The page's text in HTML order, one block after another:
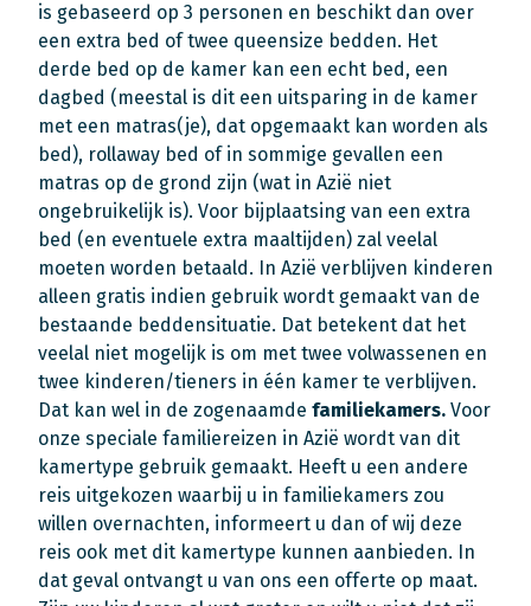
is gebaseerd op 3 personen en beschikt dan over
een extra bed of twee queensize bedden. Het
derde bed op de kamer kan een echt bed, een
dagbed (meestal is dit een uitsparing in de kamer
met een matras(je), dat opgemaakt kan worden als
bed), rollaway bed of in sommige gevallen een
matras op de grond zijn (wat in Azië niet
ongebruikelijk is). Voor bijplaatsing van een extra
bed (en eventuele extra maaltijden) zal veelal
moeten worden betaald. In Azië verblijven kinderen
alleen gratis indien gebruik wordt gemaakt van de
bestaande beddensituatie. Dat betekent dat het
veelal niet mogelijk is om met twee volwassenen en
twee kinderen/tieners in één kamer te verblijven.
Dat kan wel in de zogenaamde familiekamers. Voor
onze speciale familiereizen in Azië wordt van dit
kamertype gebruik gemaakt. Heeft u een andere
reis uitgekozen waarbij u in familiekamers zou
willen overnachten, informeert u dan of wij deze
reis ook met dit kamertype kunnen aanbieden. In
dat geval ontvangt u van ons een offerte op maat.